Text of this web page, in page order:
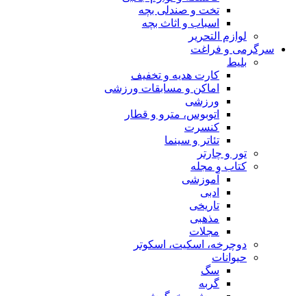
تخت و صندلی بچه
اسباب و اثاث بچه
لوازم التحریر
سرگرمی و فراغت
بلیط
کارت هدیه و تخفیف
اماکن و مسابقات ورزشی
ورزشی
اتوبوس، مترو و قطار
کنسرت
تئاتر و سینما
تور و چارتر
کتاب و مجله
آموزشی
ادبی
تاریخی
مذهبی
مجلات
دوچرخه، اسکیت، اسکوتر
حیوانات
سگ
گربه